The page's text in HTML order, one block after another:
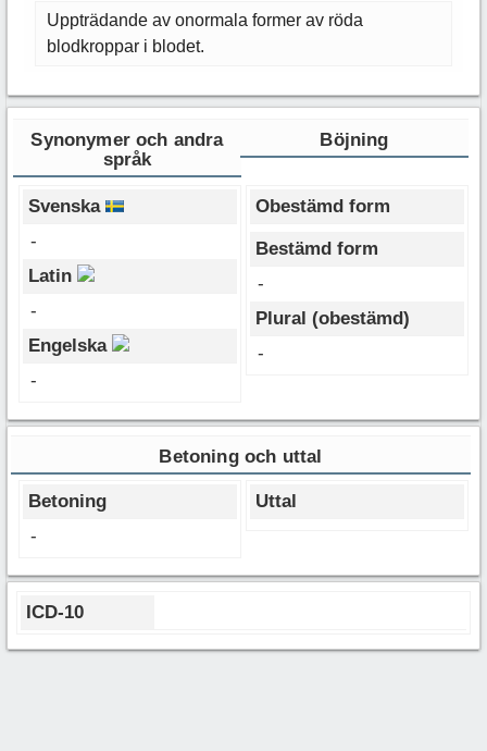
Uppträdande av onormala former av röda
blodkroppar i blodet.
Synonymer och andra
språk
Böjning
Svenska
-
Latin
-
Engelska
-
Obestämd form
Bestämd form
-
Plural (obestämd)
-
Betoning och uttal
Betoning
-
Uttal
ICD-10